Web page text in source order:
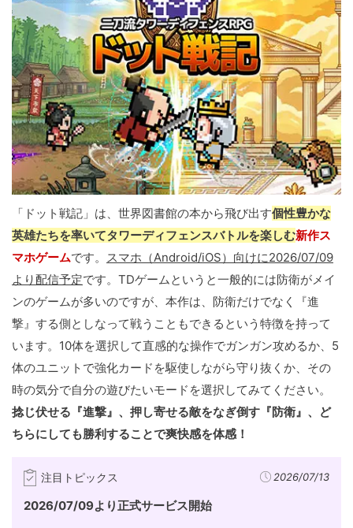
「ドット戦記」は、世界図書館の本から飛び出す個性豊かな
英雄たちを率いてタワーディフェンスバトルを楽しむ新作ス
マホゲームです。 スマホ（Android/iOS）向けに2026/07/09
より配信予定です。TDゲームというと一般的には防衛がメイ
ンのゲームが多いのですが、本作は、防衛だけでなく『進
撃』する側としなって戦うこともできるという特徴を持って
います。10体を選択して直感的な操作でガンガン攻めるか、5
体のユニットで強化カードを駆使しながら守り抜くか、その
時の気分で自分の遊びたいモードを選択してみてください。
捻じ伏せる『進撃』、押し寄せる敵をなぎ倒す『防衛』、ど
ちらにしても勝利することで爽快感を体感！
注目トピックス 2026/07/13
2026/07/09より正式サービス開始